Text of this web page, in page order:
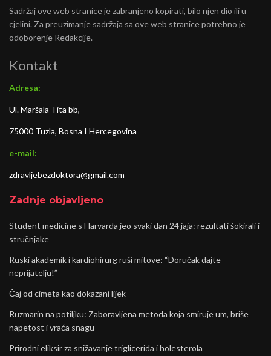
Sadržaj ove web stranice je zabranjeno kopirati, bilo njen dio ili u
cjelini. Za preuzimanje sadržaja sa ove web stranice potrebno je
odoborenje Redakcije.
Kontakt
Adresa:
Ul. Maršala Tita bb,
75000 Tuzla, Bosna I Hercegovina
e-mail:
zdravljebezdoktora@gmail.com
Zadnje objavljeno
Student medicine s Harvarda jeo svaki dan 24 jaja: rezultati šokirali i
stručnjake
Ruski akademik i kardiohirurg ruši mitove: “Doručak dajte
neprijatelju!”
Čaj od cimeta kao dokazani lijek
Ruzmarin na potiljku: Zaboravljena metoda koja smiruje um, briše
napetost i vraća snagu
Prirodni eliksir za snižavanje triglicerida i holesterola